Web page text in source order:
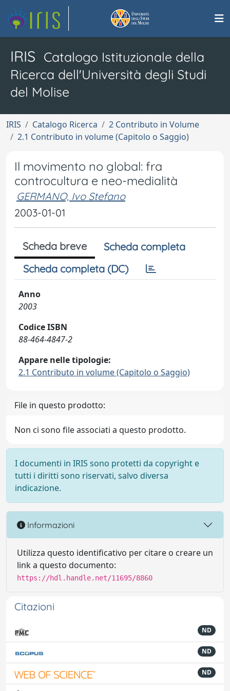
IRIS Catalogo Istituzionale della
Ricerca dell'Università degli Studi
del Molise
IRIS Catalogo Ricerca
2 Contributo in Volume
2.1 Contributo in volume (Capitolo o Saggio)
Il movimento no global: fra
controcultura e neo-medialità
GERMANO, Ivo Stefano
2003-01-01
Scheda breve
Scheda completa
Scheda completa (DC)
Anno
2003
Codice ISBN
88-464-4847-2
Appare nelle tipologie:
2.1 Contributo in volume (Capitolo o Saggio)
File in questo prodotto:
Non ci sono file associati a questo prodotto.
I documenti in IRIS sono protetti da copyright e
tutti i diritti sono riservati, salvo diversa
indicazione.
Informazioni
Utilizza questo identificativo per citare o creare un
link a questo documento:
https://hdl.handle.net/11695/8860
Citazioni
ND
ND
ND